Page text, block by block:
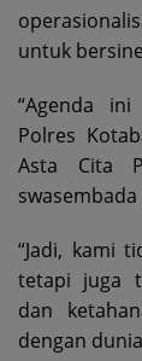
untuk
“Agenda
Polres
Asta Cita
“Jadi, kami
tetapi juga
dan
dengan